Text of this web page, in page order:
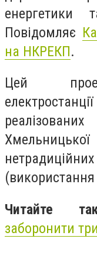
енергетики
Повідомляє
на НКРЕКП.
Цей
(використання
Читайте
заборонити